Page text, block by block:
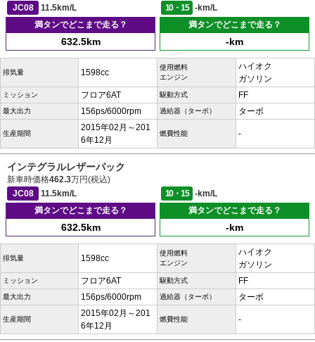
JC08
11.5km/L 10・15
-km/L
満タンでどこまで走る？
632.5km
満タンでどこまで走る？
-km
排気量 1598cc
使用燃料
エンジン
ハイオク
ガソリン
ミッション フロア6AT 駆動方式 FF
最大出力 156ps/6000rpm 過給器（ターボ） ターボ
生産期間
2015年02月～201
6年12月
燃費性能 -
インテグラルレザーパック
新車時価格462.3万円(税込)
JC08
11.5km/L 10・15
-km/L
満タンでどこまで走る？
632.5km
満タンでどこまで走る？
-km
排気量 1598cc
使用燃料
エンジン
ハイオク
ガソリン
ミッション フロア6AT 駆動方式 FF
最大出力 156ps/6000rpm 過給器（ターボ） ターボ
生産期間
2015年02月～201
6年12月
燃費性能 -